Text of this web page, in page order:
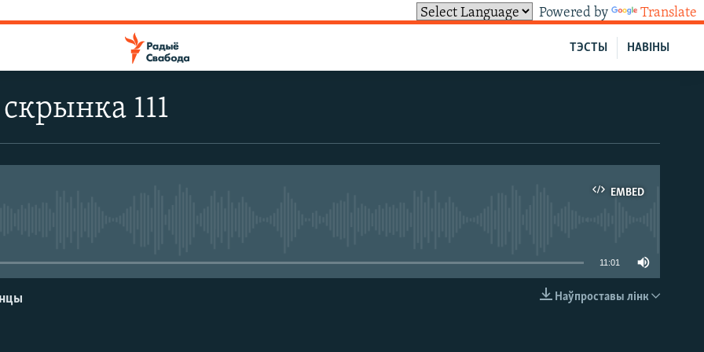
Powered by Translate
НАВІНЫ
ТЭСТЫ
111
EMBED
11:01
Наўпроставы лінк